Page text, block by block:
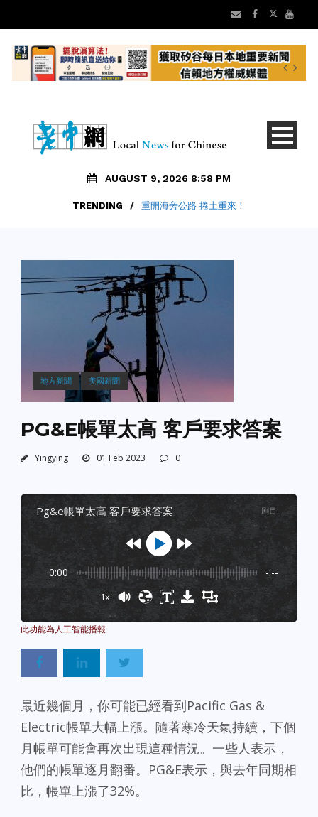
AUGUST 9, 2026 8:58 PM
TRENDING / 重開海旁公路 捲土重來！
TRENDING / 老中地方新聞8/9 矽谷早安 新聞摘要
地方新聞 美國新聞
PG&E帳單太高 客戶要求答案
Yingying 01 Feb 2023 0
pg&e帳單太高 客戶要求答案 剧目 :-
0:00 -:--
1x
最近幾個月，你可能已經看到Pacific Gas &
Electric帳單大幅上漲。隨著寒冷天氣持續，下個
月帳單可能會再次出現這種情況。一些人表示，
他們的帳單逐月翻番。PG&E表示，與去年同期相
比，帳單上漲了32%。